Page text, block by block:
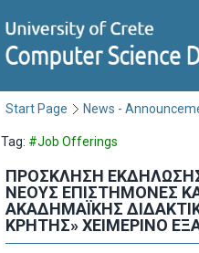
Start Page News -
Tag: #Job Offerings
ΠΡΟΣΚΛΗΣΗ
ΝΕΟΥΣ ΕΠΙΣΤΗΜΟΝΕΣ
ΑΚΑΔΗΜΑΪΚΗΣ
ΚΡΗΤΗΣ» ΧΕΙΜΕΡΙΝΟ